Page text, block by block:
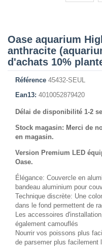
Oase aquarium
anthracite
d'achats 10%
Référence 45432-SEUL
Ean13: 4010052879420
Délai de disponibilité 1-2
Stock magasin: Merci de
en magasin.
Version Premium LED
Oase.
Élégance: Couvercle en
bandeau aluminium pour
Technique discrète: Une
dans le fond permettent de
Les accessoires
également camouflés
Nourrir vos poissons plus
de parsemer plus facilement